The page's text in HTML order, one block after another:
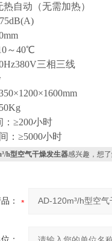
自动（无需加热）
～40℃
三相三线
：≥200小时
：≥5000小时
h型空气干燥发生器感兴趣，想
：